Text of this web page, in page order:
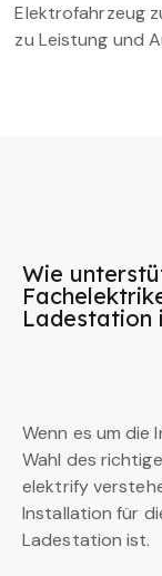
Elektrofahrzeug
zu Leistung und
Wie
Ladestation
Wenn es um die
Wahl des
elektrify
Installation für
Ladestation ist.